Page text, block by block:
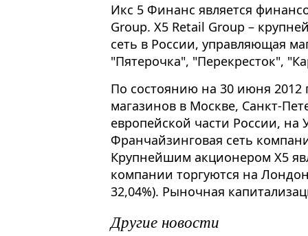
Икс 5 Финанс является
Group. X5 Retail Group –
сеть в России, управляющая
"Пятерочка", "Перекресток",
По состоянию на 30 июня 2012
магазинов в Москве, Санкт-
европейской части России, на
Франчайзинговая сеть
Крупнейшим акционером Х5
компании торгуются на
32,04%). Рыночная
Другие новости